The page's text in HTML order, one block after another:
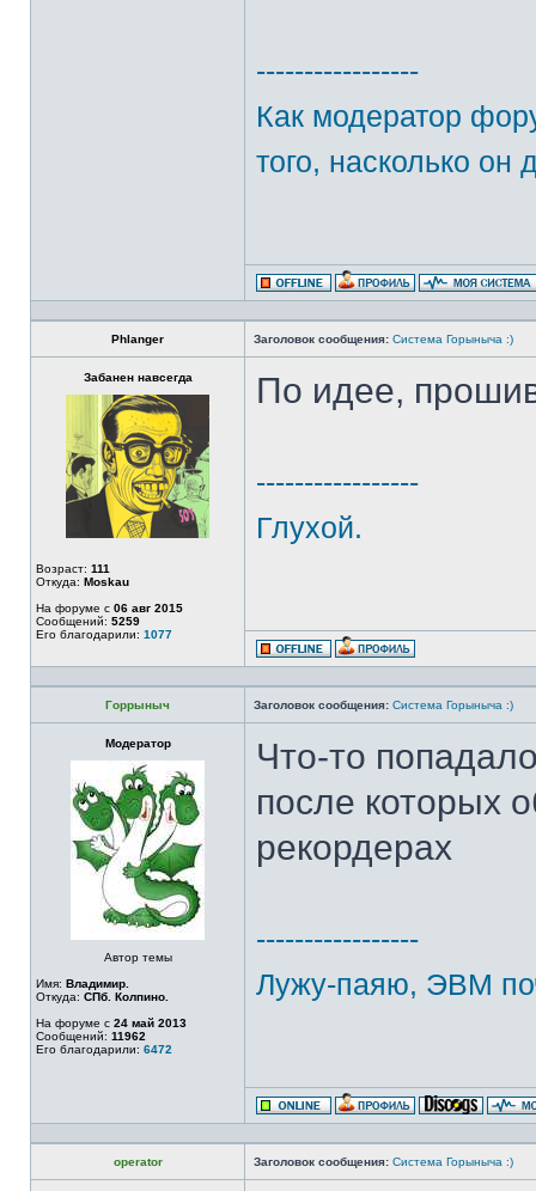
-----------------
Как модератор
того, насколько он
Phlanger Заголовок сообщения: Система Горыныча :)
Забанен навсегда
Возраст: 111
Откуда: Moskau
На форуме с 06 авг 2015
Сообщений: 5259
Его благодарили: 1077
По идее,
-----------------
Глухой.
Горрыныч Заголовок сообщения: Система Горыныча :)
Модератор
Автор темы
Имя: Владимир.
Откуда: СПб. Колпино.
На форуме с 24 май 2013
Сообщений: 11962
Его благодарили: 6472
Что-то
после которых
рекордерах
-----------------
Лужу-паяю, ЭВМ
operator Заголовок сообщения: Система Горыныча :)